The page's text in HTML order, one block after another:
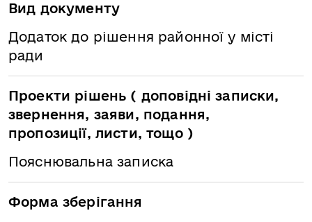
Вид документу
Додаток до рішення районної у місті
ради
Проекти рішень ( доповідні записки,
звернення, заяви, подання,
пропозиції, листи, тощо )
Пояснювальна записка
Форма зберігання